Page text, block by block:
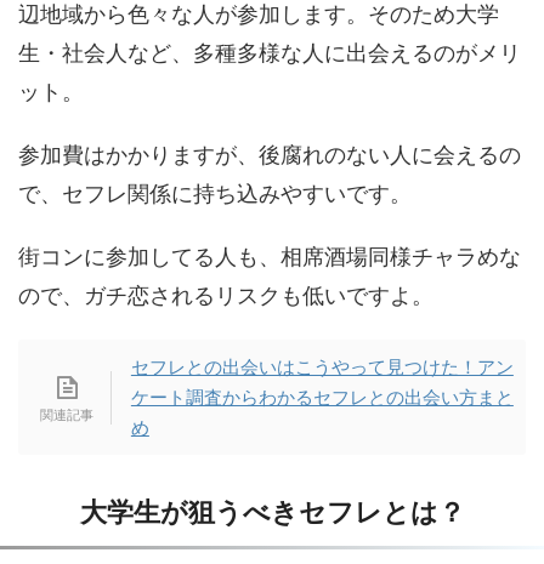
辺地域から色々な人が参加します。そのため大学
生・社会人など、多種多様な人に出会えるのがメリ
ット。
参加費はかかりますが、後腐れのない人に会えるの
で、セフレ関係に持ち込みやすいです。
街コンに参加してる人も、相席酒場同様チャラめな
ので、ガチ恋されるリスクも低いですよ。
セフレとの出会いはこうやって見つけた！アン
ケート調査からわかるセフレとの出会い方まと
め
大学生が狙うべきセフレとは？